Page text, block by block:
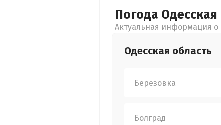
Погода Одесская
Актуальная информация о
Одесская область
Березовка
Болград